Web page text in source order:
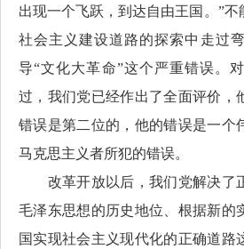
出现一个飞跃，到达自由王国。”
社会主义建设道路的探索中走过
导“文化大革命”这个严重错误。
过，我们党已经作出了全面评价，
错误是第二位的，他的错误是一个
马克思主义者所犯的错误。
改革开放以后，我们党解决了
毛泽东思想的历史地位、根据新的
国实现社会主义现代化的正确道路